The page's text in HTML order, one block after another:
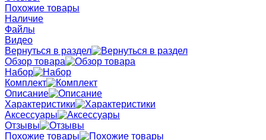
Похожие товары
Наличие
Файлы
Видео
Вернуться в раздел
Обзор товара
Набор
Комплект
Описание
Характеристики
Аксессуары
Отзывы
Похожие товары